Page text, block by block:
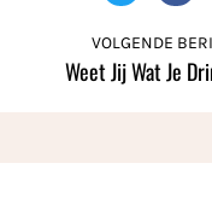
VOLGENDE
Weet Jij Wat Je